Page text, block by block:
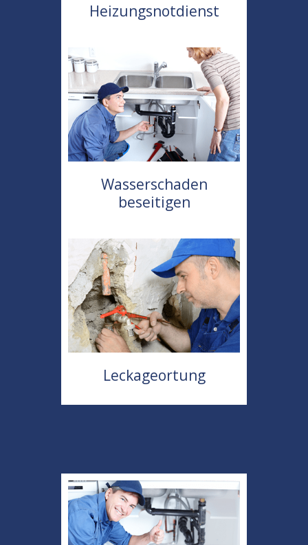
Heizungsnotdienst
Wasserschaden
beseitigen
Leckageortung